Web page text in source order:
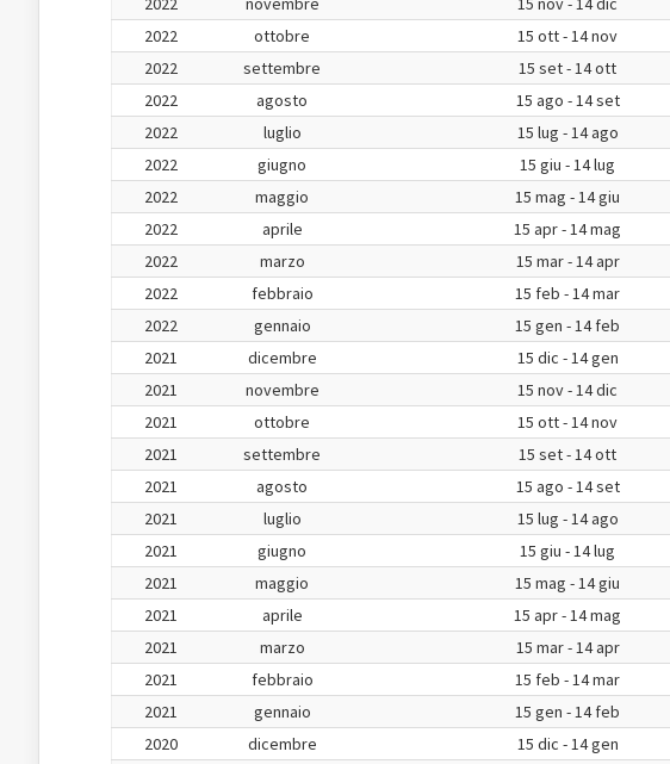
2022
ottobre 15 ott - 14 nov
2022
settembre 15 set - 14 ott
2022
agosto 15 ago - 14 set
2022
luglio 15 lug - 14 ago
2022
giugno 15 giu - 14 lug
2022
maggio 15 mag - 14 giu
2022
aprile 15 apr - 14 mag
2022
marzo 15 mar - 14 apr
2022
febbraio 15 feb - 14 mar
2022
gennaio 15 gen - 14 feb
2021
dicembre 15 dic - 14 gen
2021
novembre 15 nov - 14 dic
2021
ottobre 15 ott - 14 nov
2021
settembre 15 set - 14 ott
2021
agosto 15 ago - 14 set
2021
luglio 15 lug - 14 ago
2021
giugno 15 giu - 14 lug
2021
maggio 15 mag - 14 giu
2021
aprile 15 apr - 14 mag
2021
marzo 15 mar - 14 apr
2021
febbraio 15 feb - 14 mar
2021
gennaio 15 gen - 14 feb
2020
dicembre 15 dic - 14 gen